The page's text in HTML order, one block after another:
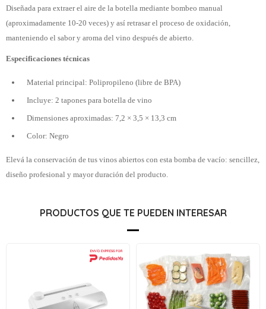
Diseñada para extraer el aire de la botella mediante bombeo manual
(aproximadamente 10-20 veces) y así retrasar el proceso de oxidación,
manteniendo el sabor y aroma del vino después de abierto.
Especificaciones técnicas
Material principal: Polipropileno (libre de BPA)
Incluye: 2 tapones para botella de vino
Dimensiones aproximadas: 7,2 × 3,5 × 13,3 cm
Color: Negro
Elevá la conservación de tus vinos abiertos con esta bomba de vacío: sencillez,
diseño profesional y mayor duración del producto.
PRODUCTOS QUE TE PUEDEN INTERESAR